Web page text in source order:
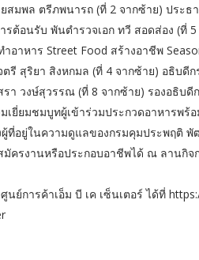
สมพล ตรีภพนารถ (ที่ 2 จากซ้าย) ประ
ต้อนรับ พันตำรวจเอก ทวี สอดส่อง (ที่
อาหาร Street Food สร้างอาชีพ
รี สุริยา สิงหกมล (ที่ 4 จากซ้าย) อธิบ
า วงษ์สุวรรณ (ที่ 8 จากซ้าย) รองอธิบ
ยี่ยมชมบูทผู้เข้าร่วมประกวดอาหารพร้
ที่อยู่ในความดูแลของกรมคุมประพฤติ
ครงานหรือประกอบอาชีพได้ ณ ลานกิจ
ย์การค้าเอ็ม บี เค เซ็นเตอร์ ได้ที่